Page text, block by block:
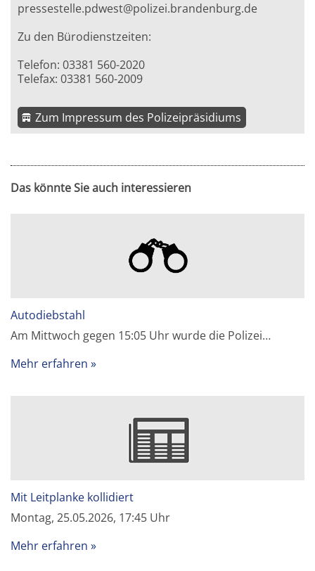
pressestelle.pdwest@polizei.brandenburg.de
Zu den Bürodienstzeiten:
Telefon: 03381 560-2020
Telefax: 03381 560-2009
Zum Impressum des Polizeipräsidiums
Das könnte Sie auch interessieren
Autodiebstahl
Am Mittwoch gegen 15:05 Uhr wurde die Polizei…
Mehr erfahren
Mit Leitplanke kollidiert
Montag, 25.05.2026, 17:45 Uhr
Mehr erfahren